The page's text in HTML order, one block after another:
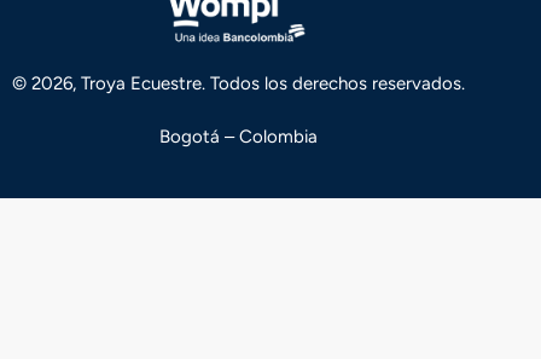
© 2026, Troya Ecuestre. Todos los derechos reservados.
Bogotá – Colombia